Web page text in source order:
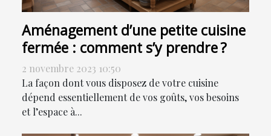
Aménagement d’une petite cuisine
fermée : comment s’y prendre ?
2 novembre 2023 10:50
La façon dont vous disposez de votre cuisine
dépend essentiellement de vos goûts, vos besoins
et l’espace à...